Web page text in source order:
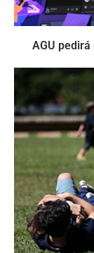
AGU